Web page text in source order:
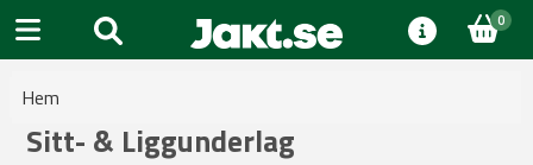
0
Hem
Sitt- & Liggunderlag